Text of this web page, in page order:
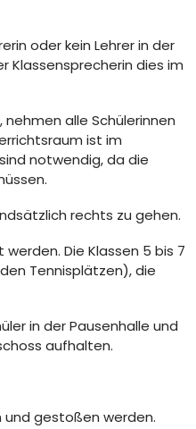
oder kein Lehrer in der
Klassensprecherin dies im
alle Schülerinnen
ist im
notwendig, da die
rechts zu gehen.
Die Klassen 5 bis 7
Tennisplätzen), die
in der Pausenhalle und
aufhalten.
und gestoßen werden.